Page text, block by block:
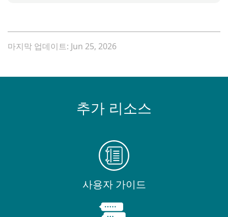
마지막 업데이트: Jun 25, 2026
추가 리소스
사용자 가이드